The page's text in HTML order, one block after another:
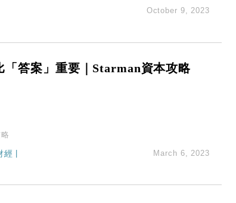
October 9, 2023
「答案」重要｜Starman資本攻略
經 March 6, 2023